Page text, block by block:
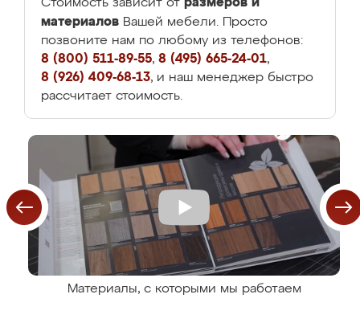
Стоимость зависит от
материалов Вашей мебели. Просто
позвоните нам по любому из телефонов:
8 (800) 511-89-55, 8 (495) 665-24-01,
8 (926) 409-68-13, и наш менеджер быстро
рассчитает стоимость.
Материалы, с которыми мы работаем